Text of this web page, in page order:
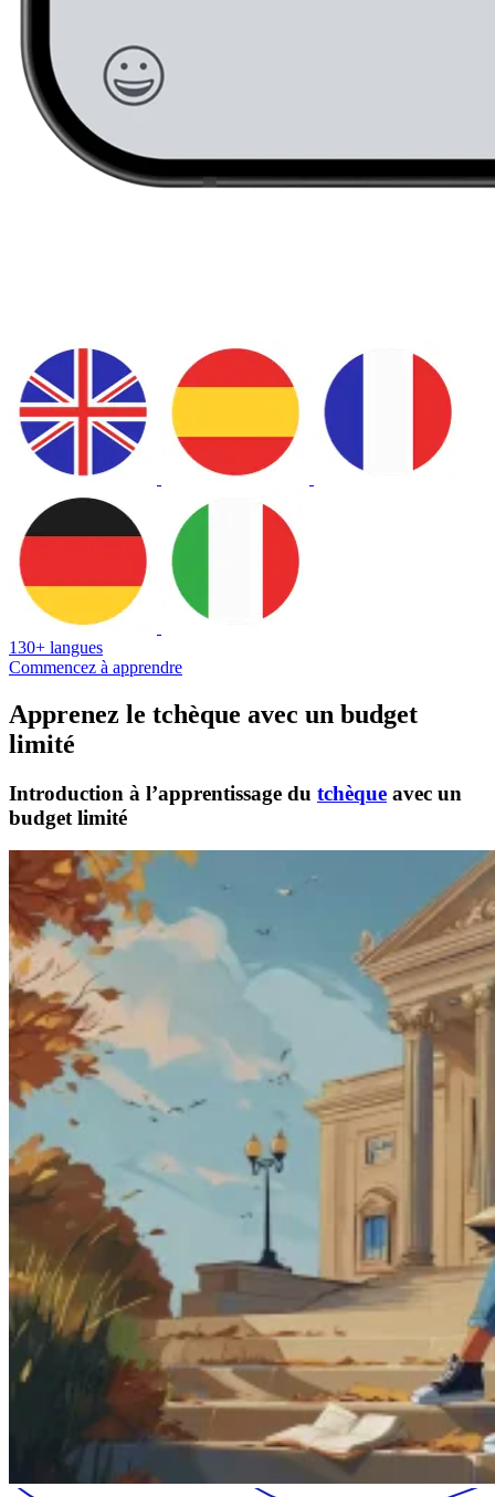
130+ langues
Commencez à apprendre
Apprenez le tchèque avec un budget
limité
Introduction à l’apprentissage du tchèque avec un
budget limité